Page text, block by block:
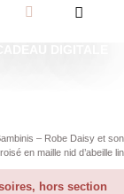
– Robe Daisy et son
en maille nid d’abeille lin
hors section